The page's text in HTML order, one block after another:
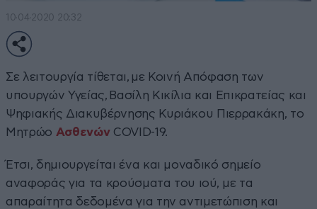
10·04·2020 20:32
Σε λειτουργία τίθεται, με Κοινή Απόφαση των
υπουργών Υγείας, Βασίλη Κικίλια και Επικρατείας και
Ψηφιακής Διακυβέρνησης Κυριάκου Πιερρακάκη, το
Μητρώο ΑσθενώνCOVID-19.
Έτσι, δημιουργείται ένα και μοναδικό σημείο
αναφοράς για τα κρούσματα του ιού, με τα
απαραίτητα δεδομένα για την αντιμετώπιση και